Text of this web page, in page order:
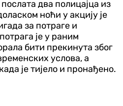
два полицајца из
ноћи у акцију је
за потраге и
је у раним
бити прекинута због
услова, а
је тијело и пронађено.